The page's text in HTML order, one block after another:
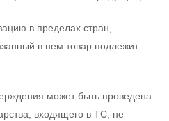
в пределах стран,
в нем товар подлежит
может быть проведена
входящего в ТС, не